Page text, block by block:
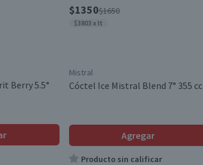
Berry 5.5°
$1350$1650
$3803 x lt
Mistral
Cóctel Ice Mistral Blend 7° 355 cc
Agregar
Producto sin calificar